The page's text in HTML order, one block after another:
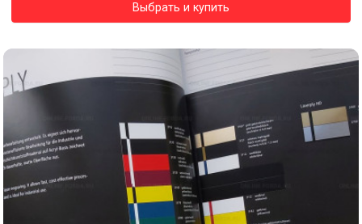
Выбрать и купить